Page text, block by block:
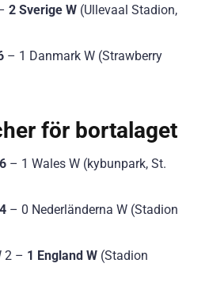
2 Sverige W (Ullevaal Stadion,
– 1 Danmark W (Strawberry
för bortalaget
– 1 Wales W (kybunpark, St.
– 0 Nederländerna W (Stadion
2 – 1 England W (Stadion